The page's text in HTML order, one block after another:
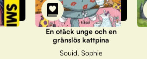
En otäck unge och en
gränslös kattpina
Souid, Sophie